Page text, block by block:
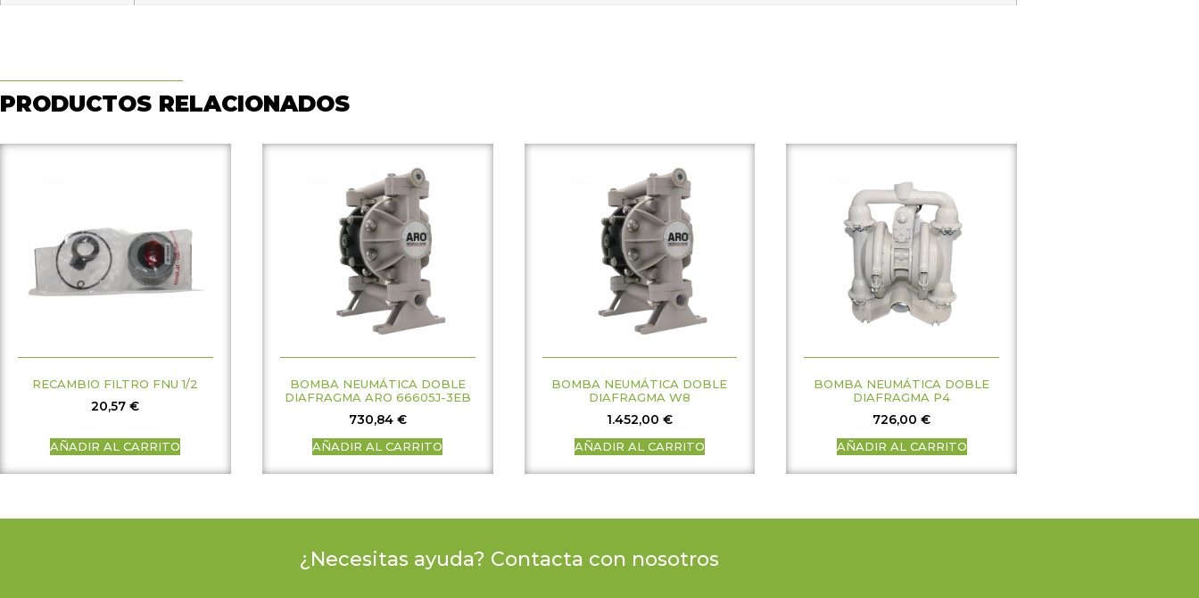
PRODUCTOS RELACIONADOS
RECAMBIO FILTRO FNU 1/2
20,57€
AÑADIR AL CARRITO
BOMBA NEUMÁTICA DOBLE
DIAFRAGMA ARO 66605J-3EB
730,84 €
AÑADIR AL CARRITO
BOMBA NEUMÁTICA DOBLE
DIAFRAGMA W8
1.452,00 €
AÑADIR AL CARRITO
BOMBA NEUMÁTICA DOBLE
DIAFRAGMA P4
726,00€
AÑADIR AL CARRITO
¿Necesitas ayuda? Contacta con nosotros